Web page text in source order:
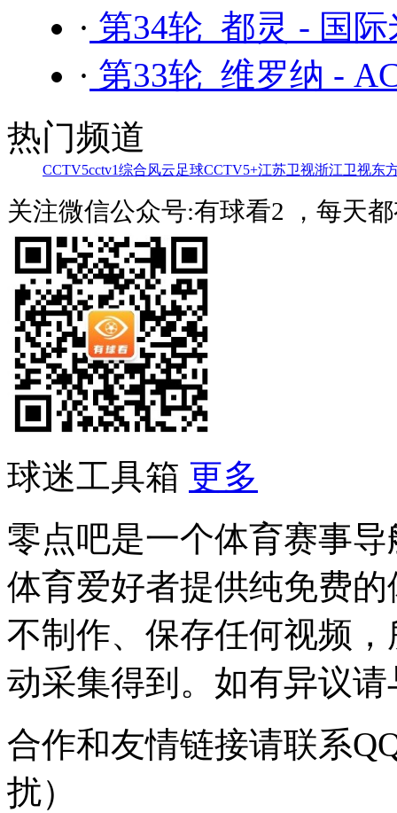
· 第34轮 都灵 - 国
· 第33轮 维罗纳 -
热门频道
CCTV5cctv1综合风云足球CCTV5+江苏卫视浙江卫视东
关注微信公众号:有球看2 ，每天
球迷工具箱 更多
零点吧是一个体育赛事
体育爱好者提供纯免费
不制作、保存任何视频
动采集得到。如有异议
合作和友情链接请联系
扰）